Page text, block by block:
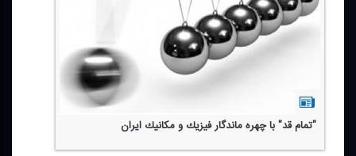
"تمام قد" با چهره ماندگار فیزیك و مكانیك ایران